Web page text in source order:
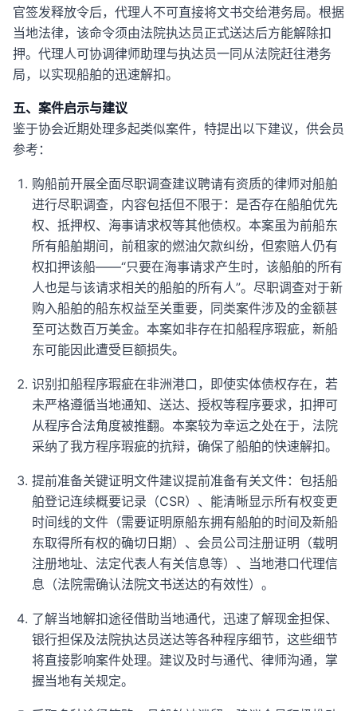
官签发释放令后，代理人不可直接将文书交给港务局。根据
当地法律，该命令须由法院执达员正式送达后方能解除扣
押。代理人可协调律师助理与执达员一同从法院赶往港务
局，以实现船舶的迅速解扣。
五、案件启示与建议
鉴于协会近期处理多起类似案件，特提出以下建议，供会员
参考：
购船前开展全面尽职调查建议聘请有资质的律师对船舶
进行尽职调查，内容包括但不限于：是否存在船舶优先
权、抵押权、海事请求权等其他债权。本案虽为前船东
所有船舶期间，前租家的燃油欠款纠纷，但索赔人仍有
权扣押该船——“只要在海事请求产生时，该船舶的所有
人也是与该请求相关的船舶的所有人”。尽职调查对于新
购入船舶的船东权益至关重要，同类案件涉及的金额甚
至可达数百万美金。本案如非存在扣船程序瑕疵，新船
东可能因此遭受巨额损失。
识别扣船程序瑕疵在非洲港口，即使实体债权存在，若
未严格遵循当地通知、送达、授权等程序要求，扣押可
从程序合法角度被推翻。本案较为幸运之处在于，法院
采纳了我方程序瑕疵的抗辩，确保了船舶的快速解扣。
提前准备关键证明文件建议提前准备有关文件：包括船
舶登记连续概要记录（CSR）、能清晰显示所有权变更
时间线的文件（需要证明原船东拥有船舶的时间及新船
东取得所有权的确切日期）、会员公司注册证明（载明
注册地址、法定代表人有关信息等）、当地港口代理信
息（法院需确认法院文书送达的有效性）。
了解当地解扣途径借助当地通代，迅速了解现金担保、
银行担保及法院执达员送达等各种程序细节，这些细节
将直接影响案件处理。建议及时与通代、律师沟通，掌
握当地有关规定。